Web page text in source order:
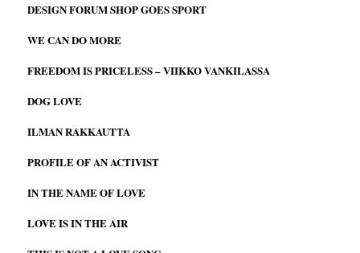
DESIGN FORUM SHOP GOES SPORT
WE CAN DO MORE
FREEDOM IS PRICELESS – VIIKKO VANKILASSA
DOG LOVE
ILMAN RAKKAUTTA
PROFILE OF AN ACTIVIST
IN THE NAME OF LOVE
LOVE IS IN THE AIR